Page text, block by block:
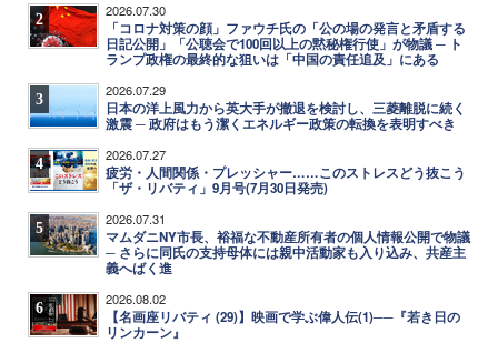
2 2026.07.30
「コロナ対策の顔」ファウチ氏の「公の場の発言と矛盾する
日記公開」「公聴会で100回以上の黙秘権行使」が物議 ─ ト
ランプ政権の最終的な狙いは「中国の責任追及」にある
3 2026.07.29
日本の洋上風力から英大手が撤退を検討し、三菱離脱に続く
激震 ─ 政府はもう潔くエネルギー政策の転換を表明すべき
4 2026.07.27
疲労・人間関係・プレッシャー……このストレスどう抜こう
「ザ・リバティ」9月号(7月30日発売)
5 2026.07.31
マムダニNY市長、裕福な不動産所有者の個人情報公開で物議
─ さらに同氏の支持母体には親中活動家も入り込み、共産主
義へばく進
6 2026.08.02
【名画座リバティ (29)】映画で学ぶ偉人伝(1)──『若き日の
リンカーン』